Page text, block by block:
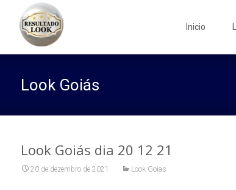
Inicio
Look Goiás
Look Goiás dia 20 12 21
20 de dezembro de 2021 Look Goias